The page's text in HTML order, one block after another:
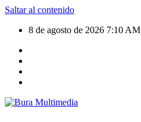
Saltar al contenido
8 de agosto de 2026 7:10 AM